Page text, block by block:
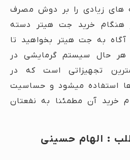
های زیادی را بر دوش مصرف
هنگام خرید جت هیتر دسته
به جت هیتر بخواهید تا
هر حال سیستم گرمایشی در
تجهیزاتی است که در
ها استفاده میشود و حساسیت
خرید آن مطمئنا به نفعتان
: الهام حسینی